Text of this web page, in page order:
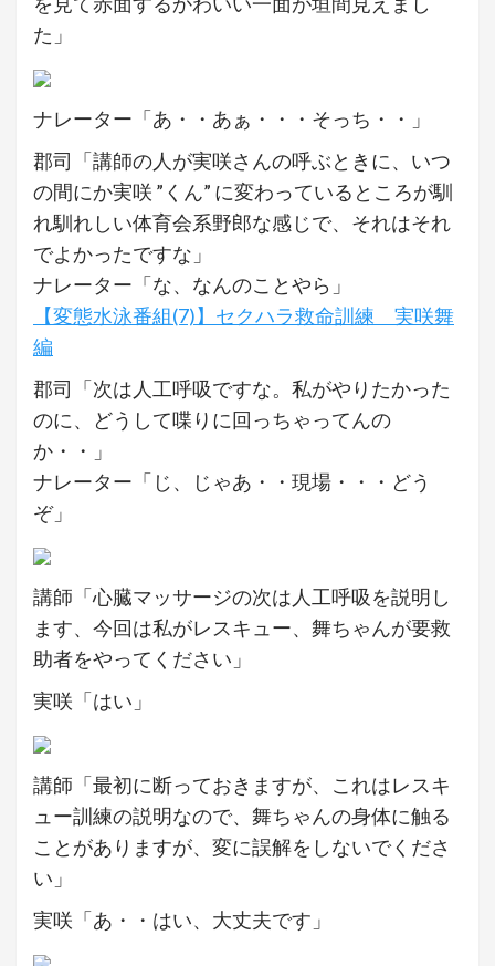
た」
ナレーター「あ・・あぁ・・・そっち・・」
郡司「講師の人が実咲さんの呼ぶときに、いつ
の間にか実咲 ”くん” に変わっているところが馴
れ馴れしい体育会系野郎な感じで、それはそれ
でよかったですな」
ナレーター「な、なんのことやら」
【変態水泳番組(7)】セクハラ救命訓練 実咲舞
編
郡司「次は人工呼吸ですな。私がやりたかった
のに、どうして喋りに回っちゃってんの
か・・」
ナレーター「じ、じゃあ・・現場・・・どう
ぞ」
講師「心臓マッサージの次は人工呼吸を説明し
ます、今回は私がレスキュー、舞ちゃんが要救
助者をやってください」
実咲「はい」
講師「最初に断っておきますが、これはレスキ
ュー訓練の説明なので、舞ちゃんの身体に触る
ことがありますが、変に誤解をしないでくださ
い」
実咲「あ・・はい、大丈夫です」